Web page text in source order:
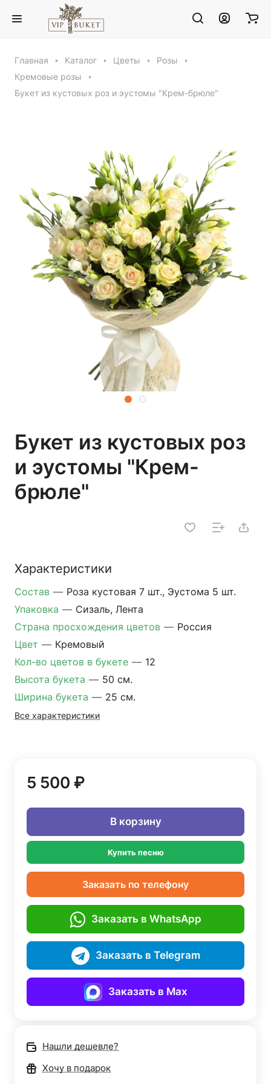
Главная Каталог Цветы
Розы
Кремовые розы
Букет из кустовых роз и эустомы "Крем-брюле"
Букет из кустовых роз
и эустомы "Крем-
брюле"
Характеристики
Состав — Роза кустовая 7 шт., Эустома 5 шт.
Упаковка — Сизаль, Лента
Страна просхождения цветов — Россия
Цвет — Кремовый
Кол-во цветов в букете — 12
Высота букета — 50 см.
Ширина букета — 25 см.
Все характеристики
5 500 ₽
В корзину
Купить песню
Заказать по телефону
Заказать в WhatsApp
Заказать в Telegram
Заказать в Max
Нашли дешевле?
Хочу в подарок